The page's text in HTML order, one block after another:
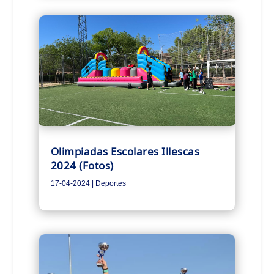
Olimpiadas Escolares Illescas
2024 (Fotos)
17-04-2024| Deportes